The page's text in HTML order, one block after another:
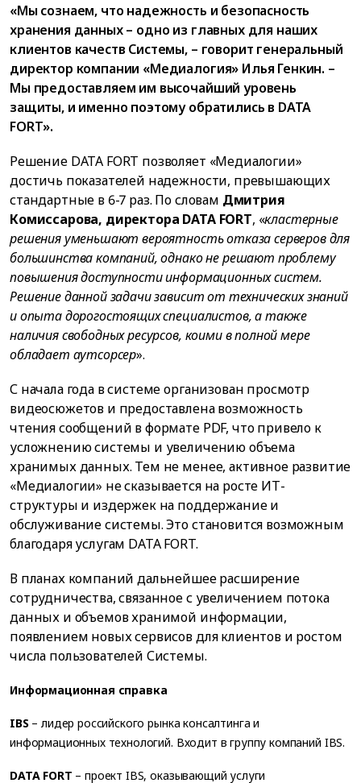
«Мы сознаем, что надежность и безопасность
хранения данных – одно из главных для наших
клиентов качеств Системы, – говорит генеральный
директор компании «Медиалогия» Илья Генкин. –
Мы предоставляем им высочайший уровень
защиты, и именно поэтому обратились в DATA
FORT».
Решение DATA FORT позволяет «Медиалогии»
достичь показателей надежности, превышающих
стандартные в 6-7 раз. По словам Дмитрия
Комиссарова, директора DATA FORT, «кластерные
решения уменьшают вероятность отказа серверов для
большинства компаний, однако не решают проблему
повышения доступности информационных систем.
Решение данной задачи зависит от технических знаний
и опыта дорогостоящих специалистов, а также
наличия свободных ресурсов, коими в полной мере
обладает аутсорсер».
С начала года в системе организован просмотр
видеосюжетов и предоставлена возможность
чтения сообщений в формате PDF, что привело к
усложнению системы и увеличению объема
хранимых данных. Тем не менее, активное развитие
«Медиалогии» не сказывается на росте ИТ-
структуры и издержек на поддержание и
обслуживание системы. Это становится возможным
благодаря услугам DATA FORT.
В планах компаний дальнейшее расширение
сотрудничества, связанное с увеличением потока
данных и объемов хранимой информации,
появлением новых сервисов для клиентов и ростом
числа пользователей Системы.
Информационная справка
IBS– лидер российского рынка консалтинга и
информационных технологий. Входит в группу компаний IBS.
DATA FORT – проект IBS, оказывающий услуги